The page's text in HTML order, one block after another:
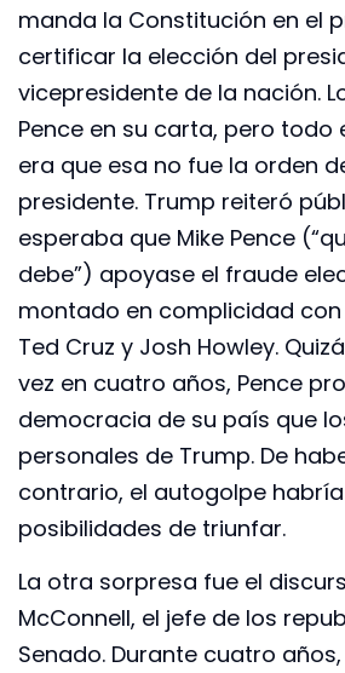
manda la Constitución en el
certificar la elección del
vicepresidente de la nación.
Pence en su carta, pero todo
era que esa no fue la orden
presidente. Trump reiteró
esperaba que Mike Pence
debe”) apoyase el fraude
montado en complicidad
Ted Cruz y Josh Howley.
vez en cuatro años, Pence
democracia de su país que
personales de Trump. De
contrario, el autogolpe
posibilidades de triunfar.
La otra sorpresa fue el
McConnell, el jefe de los
Senado. Durante cuatro